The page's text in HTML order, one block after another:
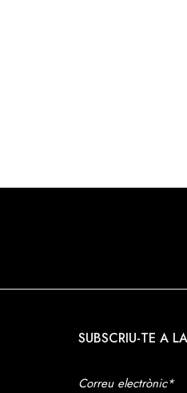
SUBSCRIU-TE A
Correu electrònic*